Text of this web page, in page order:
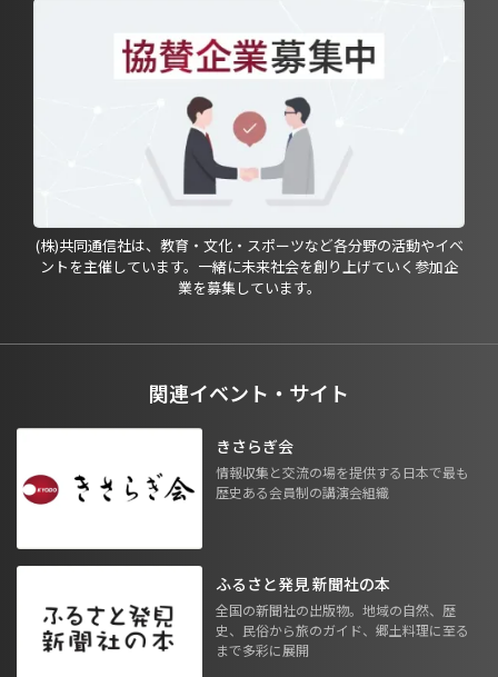
(株)共同通信社は、教育・文化・スポーツなど各分野の活動やイベ
ントを主催しています。一緒に未来社会を創り上げていく参加企
業を募集しています。
関連イベント・サイト
きさらぎ会
情報収集と交流の場を提供する日本で最も
歴史ある会員制の講演会組織
ふるさと発見 新聞社の本
全国の新聞社の出版物。地域の自然、歴
史、民俗から旅のガイド、郷土料理に至る
まで多彩に展開